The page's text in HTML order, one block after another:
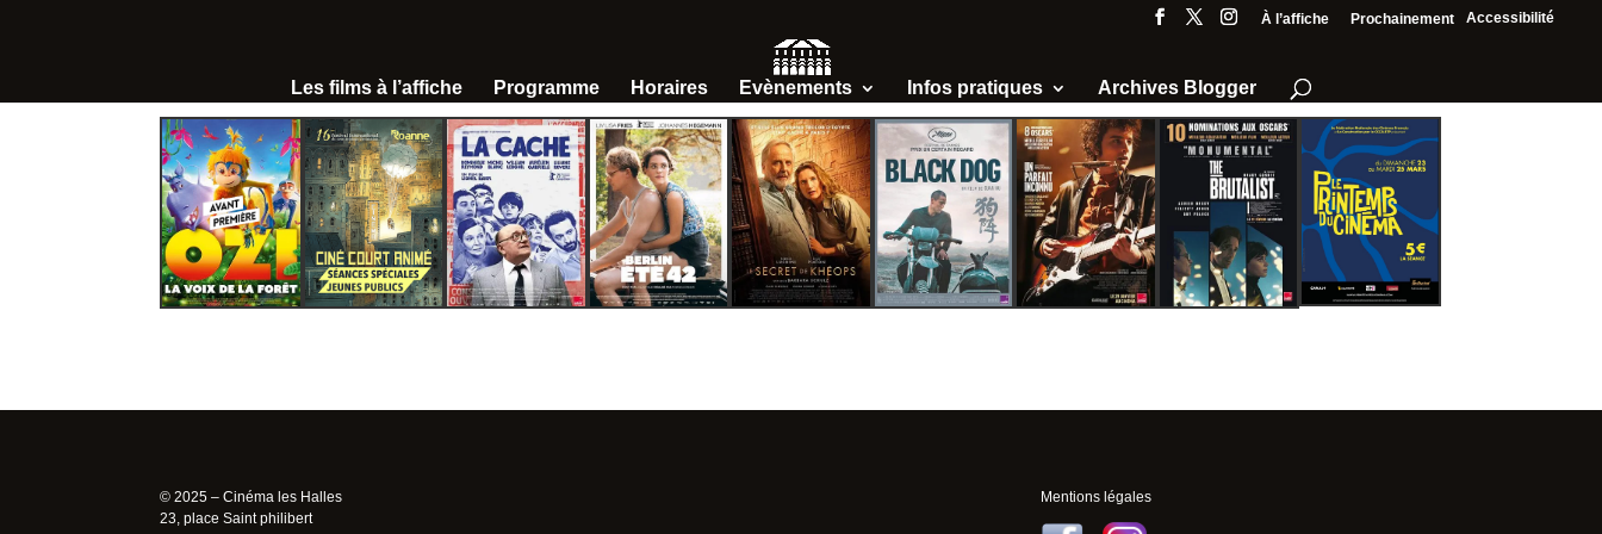
Accessibilité
À l’affiche Prochainement
Les films à l’affiche Programme Horaires Evènements Infos pratiques Archives Blogger
© 2025 – Cinéma les Halles
23, place Saint philibert
Mentions légales